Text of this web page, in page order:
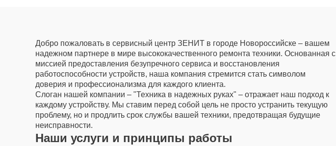
Добро пожаловать в сервисный центр ЗЕНИТ в городе Новороссийске – вашем
надежном партнере в мире высококачественного ремонта техники. Основанная с
миссией предоставления безупречного сервиса и восстановления
работоспособности устройств, наша компания стремится стать символом
доверия и профессионализма для каждого клиента.
Слоган нашей компании – "Техника в надежных руках" – отражает наш подход к
каждому устройству. Мы ставим перед собой цель не просто устранить текущую
проблему, но и продлить срок службы вашей техники, предотвращая будущие
неисправности.
Наши услуги и принципы работы